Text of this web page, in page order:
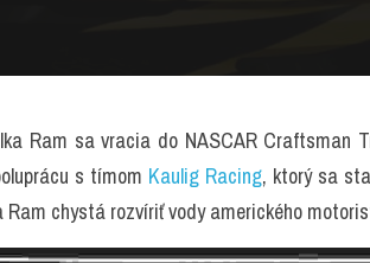
Ram sa vracia do NASCAR Craftsman
s tímom Kaulig Racing, ktorý sa
chystá rozvíriť vody amerického